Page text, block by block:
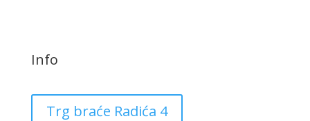
Info
Trg braće Radića 4